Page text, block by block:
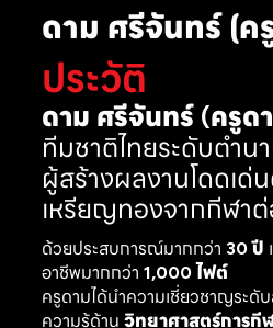
ดาม ศรีจันทร์ (ค
ประวัติ
ดาม ศรีจันทร์ (ครูด
ทีมชาติไทยระดับตำน
ผู้สร้างผลงานโดดเด่
เหรียญทองจากกีฬา
ด้วยประสบการณ์มากกว่า 30 ปี
อาชีพมากกว่า 1,000 ไฟต์
ครูดามได้นำความเชี่ยวชาญระดั
ความรู้ด้าน วิทยาศาสตร์การกี